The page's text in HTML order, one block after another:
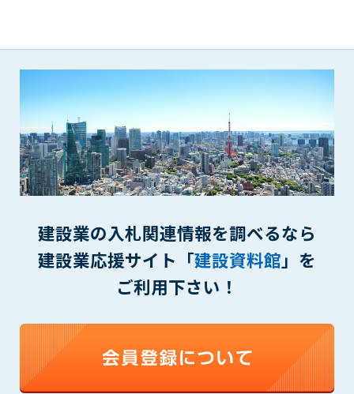
建設業の入札関連情報を調べるなら
建設業応援サイト「建設資料館」を
ご利用下さい！
(6) 管理者が承認していない営利を目的とした行為
(7) 公序良俗に反する行為
(8) 犯罪的行為に結びつく行為
(9) その他、法律に反する行為
(10) 建設資料館から知り得た情報及びダウンロードした情報
を、営利を目的として第三者に転売し、または転売のため
第7条（登録内容の削除）
管理者は、会員が登録した内容が以下に該当する、またはその
恐れのあるものは、会員の承諾なく削除できるものとします。
(1) 登録されている情報が、第6条の定める禁止事項に該当する
(2) 建設資料館の運営および保守管理上、必要と判断した場合
(3) 広告掲載料金の支払が遅延した場合
(4) その他、管理者が不適当と判断した場合